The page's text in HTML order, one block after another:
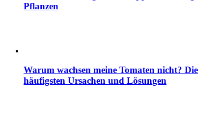
Pflanzen
Warum wachsen meine Tomaten nicht? Die
häufigsten Ursachen und Lösungen